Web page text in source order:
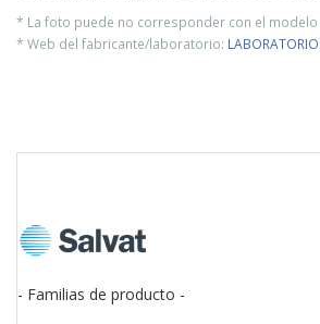
* La foto puede no corresponder con el
* Web del fabricante/laboratorio:
- Familias de producto -